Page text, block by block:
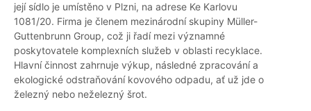
její sídlo je umístěno v Plzni, na adrese Ke Karlovu
1081/20. Firma je členem mezinárodní skupiny Müller-
Guttenbrunn Group, což ji řadí mezi významné
poskytovatele komplexních služeb v oblasti recyklace.
Hlavní činnost zahrnuje výkup, následné zpracování a
ekologické odstraňování kovového odpadu, ať už jde o
železný nebo neželezný šrot.